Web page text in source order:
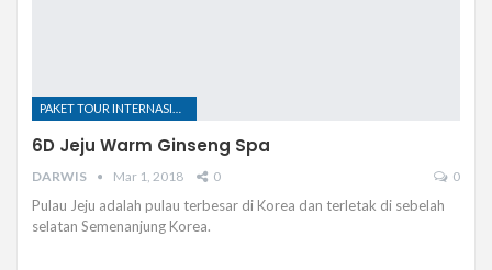
6D Jeju Warm Ginseng Spa
DARWIS Mar 1, 2018 0 0
Pulau Jeju adalah pulau terbesar di Korea dan terletak di sebelah
selatan Semenanjung Korea.